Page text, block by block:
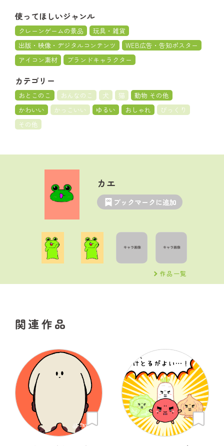
使ってほしいジャンル
クレーンゲームの景品
玩具・雑貨
出版・映像・デジタルコンテンツ
WEB広告・告知ポスター
アイコン素材
ブランドキャラクター
カテゴリー
おとこのこ おんなのこ 犬 猫
動物 その他
かわいい
かっこいい ゆるい おしゃれ
びっくり
その他
カエ
ブックマークに追加
作品一覧
関連作品